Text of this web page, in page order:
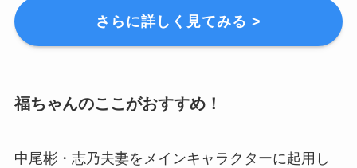
さらに詳しく見てみる >
福ちゃんのここがおすすめ！
中尾彬・志乃夫妻をメインキャラクターに起用し